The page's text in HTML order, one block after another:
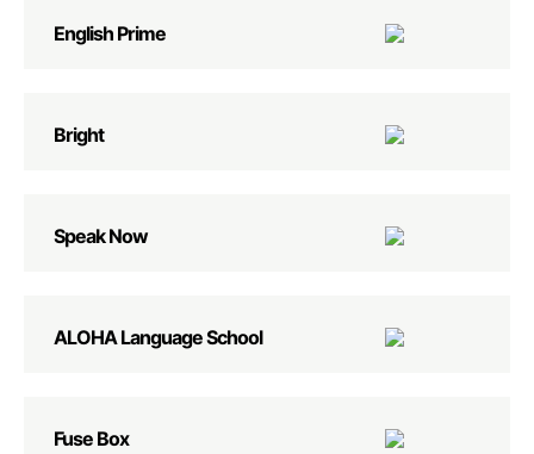
English Prime
Bright
Speak Now
ALOHA Language School
Fuse Box